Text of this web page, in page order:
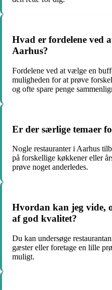
Hvad er fordelene ved
Aarhus?
Fordelene ved at vælge en
muligheden for at prøve
og ofte spare penge
Er der særlige temaer
Nogle restauranter i Aarhus
på forskellige køkkener eller
prøve noget anderledes.
Hvordan kan jeg vide,
af god kvalitet?
Du kan undersøge
gæster eller foretage en lille
muligt.